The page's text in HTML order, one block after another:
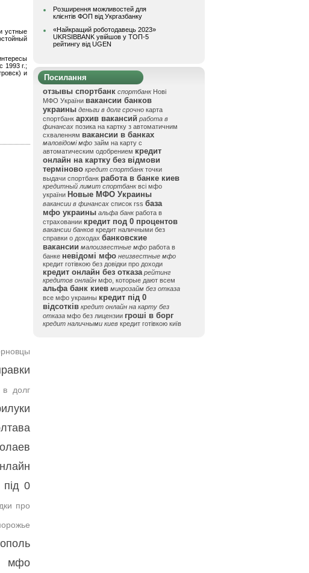
устные
1993 г.;
и
в долг
під 0
про
мфо
Розширення можливостей для
клієнтів ФОП від Укргазбанку
«Найкращий роботодавець 2023»
UKRSIBBANK увійшов у ТОП-5
рейтингу від UGEN
Посилання
отзывы спортбанк спортбанк Нові
МФО України вакансии банков
украины деньги в долг срочно карта
спортбанк архив вакансий работа в
финансах позика на картку з автоматичним
схваленням вакансии в банках
маловідомі мфо займ на карту с
автоматическим одобрением кредит
онлайн на картку без відмови
терміново кредит спортбанк точки
выдачи спортбанк работа в банке киев
кредитный лимит спортбанк всі мфо
україни Новые МФО Украины
вакансии в финансах список rss база
мфо украины альфа банк работа в
страховании кредит под 0 процентов
вакансии банков кредит наличными без
справки о доходах банковские
вакансии малоизвестные мфо работа в
банке невідомі мфо неизвестные мфо
кредит готівкою без довідки про доходи
кредит онлайн без отказа рейтинг
кредитов онлайн мфо, которые дают всем
альфа банк киев микрозайм без отказа
все мфо украины кредит під 0
відсотків кредит онлайн на карту без
отказа мфо без лицензии гроші в борг
кредит наличными киев кредит готівкою київ